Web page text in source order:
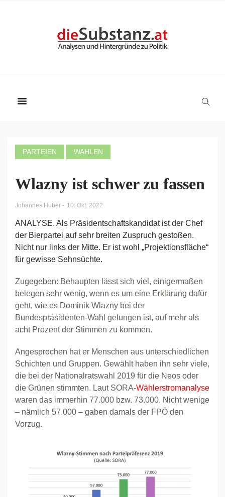
PARTEIEN WAHLEN
Wlazny ist schwer zu fassen
Johannes Huber - 10. Okt. 2022
ANALYSE. Als Präsidentschaftskandidat ist der Chef
der Bierpartei auf sehr breiten Zuspruch gestoßen.
Nicht nur links der Mitte. Er ist wohl „Projektionsfläche“
für gewisse Sehnsüchte.
Zugegeben: Behaupten lässt sich viel, einigermaßen
belegen sehr wenig, wenn es um eine Erklärung dafür
geht, wie es Dominik Wlazny bei der
Bundespräsidenten-Wahl gelungen ist, auf mehr als
acht Prozent der Stimmen zu kommen.
Angesprochen hat er Menschen aus unterschiedlichen
Schichten und Gruppen. Gewählt haben ihn sehr viele,
die bei der Nationalratswahl 2019 für die Neos oder
die Grünen stimmten. Laut SORA-Wählerstromanalyse
waren das immerhin 77.000 bzw. 73.000. Nicht wenige
– nämlich 57.000 – gaben damals der FPÖ den
Vorzug.